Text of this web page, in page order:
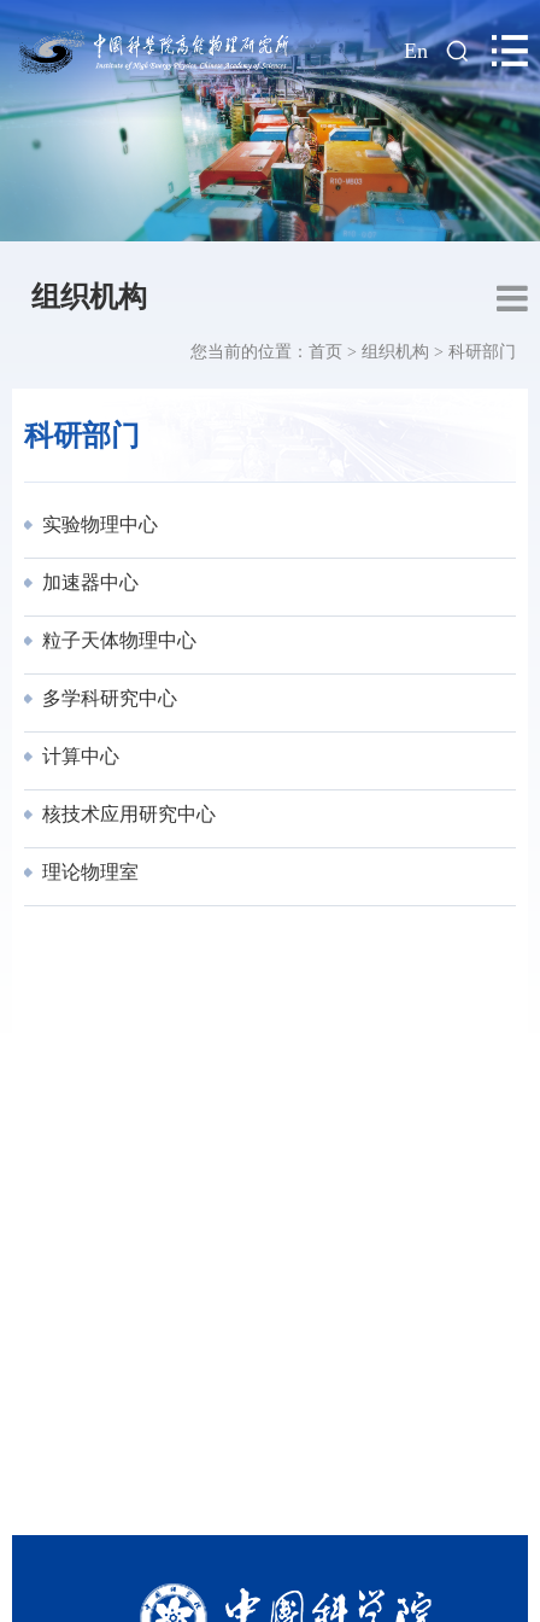
| En
组织机构
科研部门
您当前的位置： 首页 > 组织机构 > 科研部门
实验物理中心
加速器中心
粒子天体物理中心
多学科研究中心
计算中心
核技术应用研究中心
理论物理室